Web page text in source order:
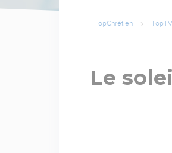
TopChrétien TopTV
Le